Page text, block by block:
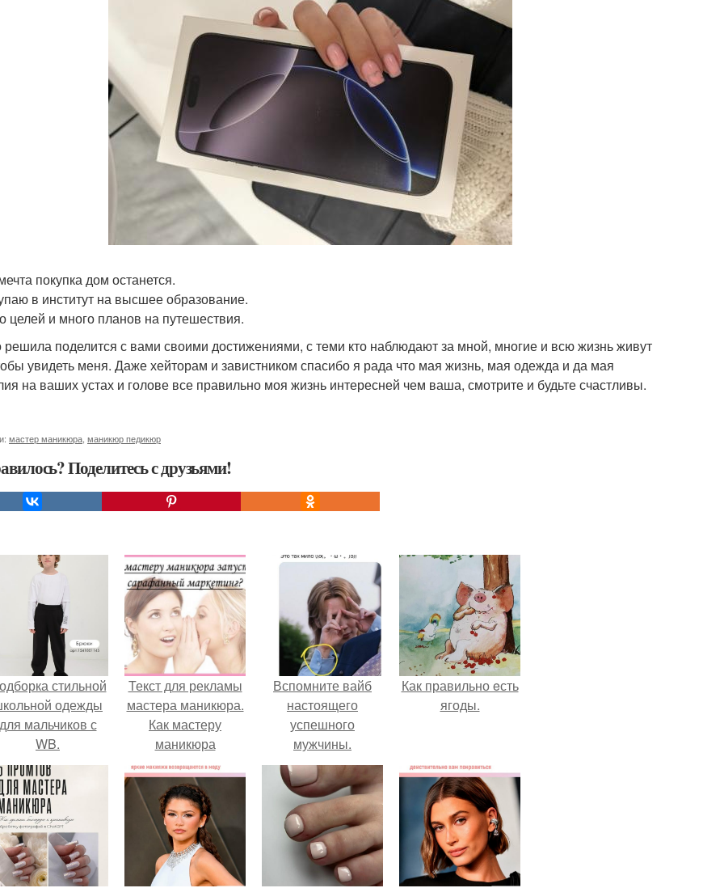
покупка дом останется.
в институт на высшее образование.
целей и много планов на путешествия.
решила поделится с вами своими достижениями, с теми кто наблюдают за мной, многие и всю жизнь живут
увидеть меня. Даже хейторам и завистником спасибо я рада что мая жизнь, мая одежда и да мая
на ваших устах и голове все правильно моя жизнь интересней чем ваша, смотрите и будьте счастливы.
мастер маникюра маникюр педикюр
Поделитесь с друзьями!
стильной
одежды
для мальчиков с
WB.
Текст для рекламы
мастера маникюра.
Как мастеру
маникюра
запустить
сарафанный
маркетинг?
Вспомните вайб
настоящего
успешного
мужчины.
Как правильно eсть
ягоды.